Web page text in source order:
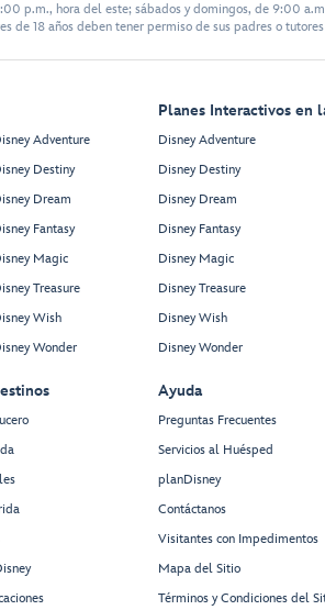
p.m., hora del este; sábados y domingos, de 9:00
de 18 años deben tener permiso de sus padres o
Adventure
Destiny
Dream
Fantasy
Magic
Treasure
Wish
Wonder
Planes Interactivos en
Disney Adventure
Disney Destiny
Disney Dream
Disney Fantasy
Disney Magic
Disney Treasure
Disney Wish
Disney Wonder
Ayuda
Preguntas Frecuentes
Servicios al Huésped
planDisney
Contáctanos
Visitantes con Impedimentos
Mapa del Sitio
Términos y Condiciones del